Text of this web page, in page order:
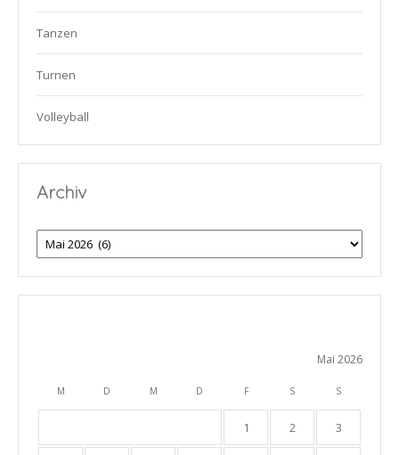
Tanzen
Turnen
Volleyball
Archiv
Archiv
Mai 2026
M D M D F S S
1 2 3